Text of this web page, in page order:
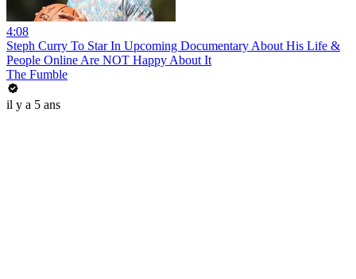
4:08
Steph Curry To Star In Upcoming Documentary About His Life &
People Online Are NOT Happy About It
The Fumble
il y a 5 ans